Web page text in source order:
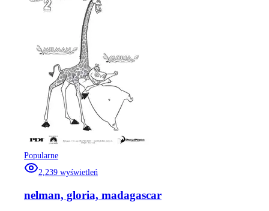
Popularne
2,239 wyświetleń
nelman, gloria, madagascar